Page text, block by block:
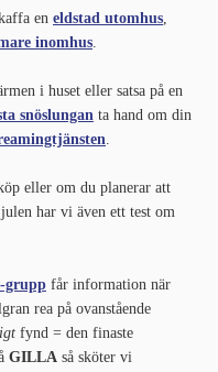
en eldstad utomhus,
inomhus.
i huset eller satsa på en
snöslungan ta hand om din
.
eller om du planerar att
har vi även ett test om
grupp får information när
rea på ovanstående
fynd = den finaste
GILLA så sköter vi